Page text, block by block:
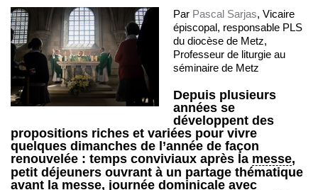
Par Pascal Sarjas, Vicaire
épiscopal, responsable PLS
du diocèse de Metz,
Professeur de liturgie au
séminaire de Metz
Depuis plusieurs
années se
développent des
propositions riches et variées pour vivre
quelques dimanches de l’année de façon
renouvelée : temps conviviaux après la messe,
petit déjeuners ouvrant à un partage thématique
avant la messe, journée dominicale avec